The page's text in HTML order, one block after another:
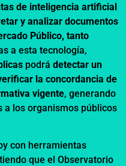
de inteligencia artificial
y analizar documentos
Público, tanto
a esta tecnología,
podrá detectar un
la concordancia de
vigente, generando
a los organismos públicos
con herramientas
que el Observatorio